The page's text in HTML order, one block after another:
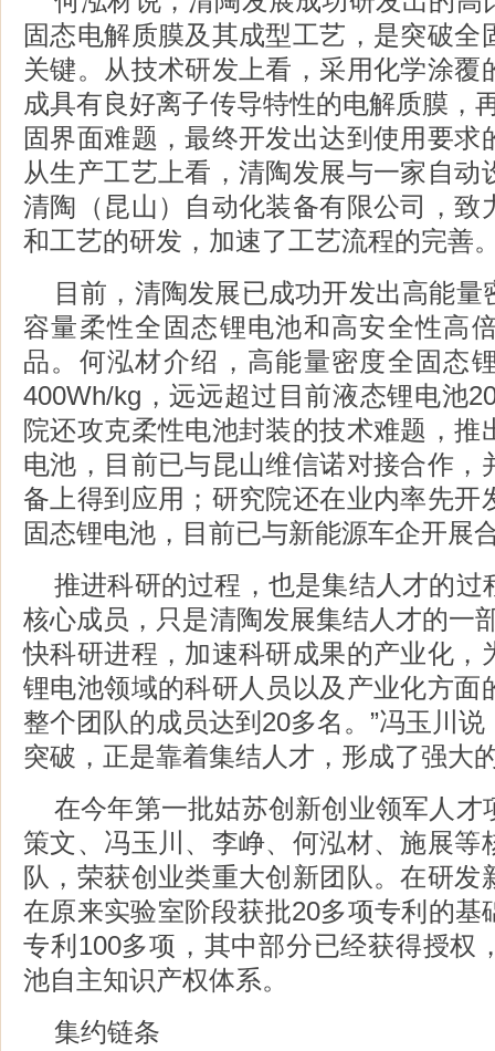
固态电解质膜及其成型工艺，是突破全
关键。从技术研发上看，采用化学涂覆
成具有良好离子传导特性的电解质膜，
固界面难题，最终开发出达到使用要求
从生产工艺上看，清陶发展与一家自动
清陶（昆山）自动化装备有限公司，致
和工艺的研发，加速了工艺流程的完善
目前，清陶发展已成功开发出高能
容量柔性全固态锂电池和高安全性高
品。何泓材介绍，高能量密度全固态
400Wh/kg，远远超过目前液态锂电池
院还攻克柔性电池封装的技术难题，推
电池，目前已与昆山维信诺对接合作，
备上得到应用；研究院还在业内率先开
固态锂电池，目前已与新能源车企开展
推进科研的过程，也是集结人才的过
核心成员，只是清陶发展集结人才的一
快科研进程，加速科研成果的产业化，
锂电池领域的科研人员以及产业化方面
整个团队的成员达到20多名。”冯玉川
突破，正是靠着集结人才，形成了强大
在今年第一批姑苏创新创业领军人才
策文、冯玉川、李峥、何泓材、施展等
队，荣获创业类重大创新团队。在研发
在原来实验室阶段获批20多项专利的基
专利100多项，其中部分已经获得授权
池自主知识产权体系。
集约链条